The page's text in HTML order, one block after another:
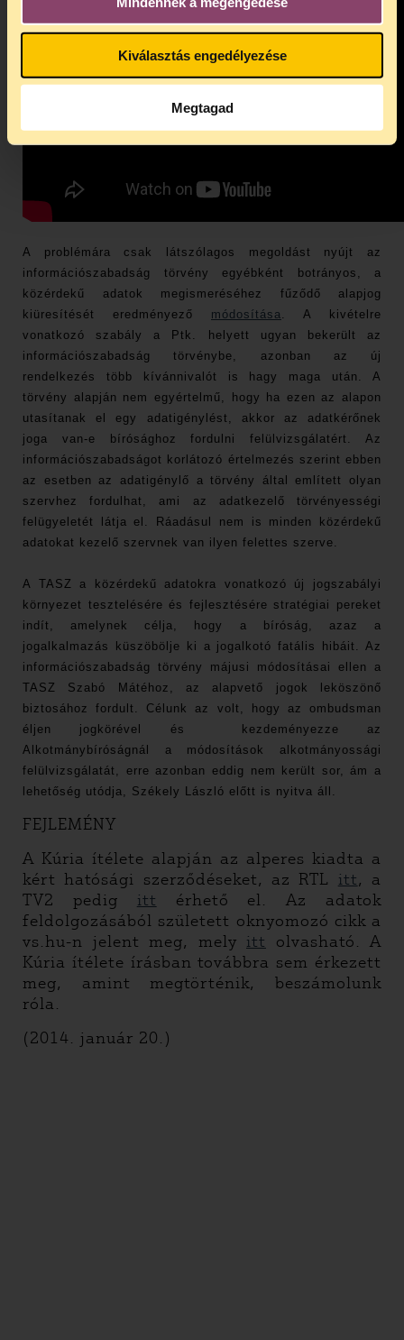
Kiválasztás engedélyezése
Megtagad
A problémára csak látszólagos megoldást nyújt az
információszabadság törvény egyébként botrányos, a
közérdekű adatok megismeréséhez fűződő alapjog
kiüresítését eredményező módosítása. A kivételre
vonatkozó szabály a Ptk. helyett ugyan bekerült az
információszabadság törvénybe, azonban az új
rendelkezés több kívánnivalót is hagy maga után. A
törvény alapján nem egyértelmű, hogy ha ezen az alapon
utasítanak el egy adatigénylést, akkor az adatkérőnek
joga van-e bírósághoz fordulni felülvizsgálatért. Az
információszabadságot korlátozó értelmezés szerint ebben
az esetben az adatigénylő a törvény által említett olyan
szervhez fordulhat, ami az adatkezelő törvényességi
felügyeletét látja el. Ráadásul nem is minden közérdekű
adatokat kezelő szervnek van ilyen felettes szerve.
A TASZ a közérdekű adatokra vonatkozó új jogszabályi
környezet tesztelésére és fejlesztésére stratégiai pereket
indít, amelynek célja, hogy a bíróság, azaz a
jogalkalmazás küszöbölje ki a jogalkotó fatális hibáit. Az
információszabadság törvény májusi módosításai ellen a
TASZ Szabó Mátéhoz, az alapvető jogok leköszönő
biztosához fordult. Célunk az volt, hogy az ombudsman
éljen jogkörével és kezdeményezze az
Alkotmánybíróságnál a módosítások alkotmányossági
felülvizsgálatát, erre azonban eddig nem került sor, ám a
lehetőség utódja, Székely László előtt is nyitva áll.
FEJLEMÉNY
A Kúria ítélete alapján az alperes kiadta a
kért hatósági szerződéseket, az RTL itt, a
TV2 pedig itt érhető el. Az adatok
feldolgozásából született oknyomozó cikk a
vs.hu-n jelent meg, mely itt olvasható. A
Kúria ítélete írásban továbbra sem érkezett
meg, amint megtörténik, beszámolunk
róla.
(2014. január 20.)